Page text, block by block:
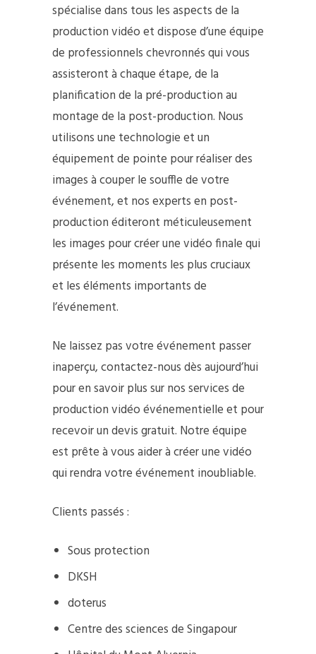
spécialise dans tous les aspects de la
production vidéo et dispose d’une équipe
de professionnels chevronnés qui vous
assisteront à chaque étape, de la
planification de la pré-production au
montage de la post-production. Nous
utilisons une technologie et un
équipement de pointe pour réaliser des
images à couper le souffle de votre
événement, et nos experts en post-
production éditeront méticuleusement
les images pour créer une vidéo finale qui
présente les moments les plus cruciaux
et les éléments importants de
l’événement.
Ne laissez pas votre événement passer
inaperçu, contactez-nous dès aujourd’hui
pour en savoir plus sur nos services de
production vidéo événementielle et pour
recevoir un devis gratuit. Notre équipe
est prête à vous aider à créer une vidéo
qui rendra votre événement inoubliable.
Clients passés :
Sous protection
DKSH
doterus
Centre des sciences de Singapour